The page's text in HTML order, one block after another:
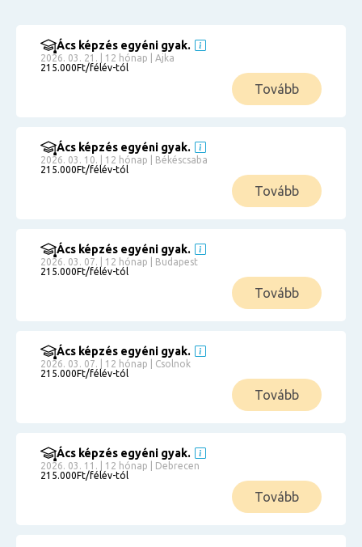
Ács képzés egyéni gyak.
2026. 03. 21. | 12 hónap | Ajka
215.000Ft/félév-tól
Tovább
Ács képzés egyéni gyak.
2026. 03. 10. | 12 hónap | Békéscsaba
215.000Ft/félév-tól
Tovább
Ács képzés egyéni gyak.
2026. 03. 07. | 12 hónap | Budapest
215.000Ft/félév-tól
Tovább
Ács képzés egyéni gyak.
2026. 03. 07. | 12 hónap | Csolnok
215.000Ft/félév-tól
Tovább
Ács képzés egyéni gyak.
2026. 03. 11. | 12 hónap | Debrecen
215.000Ft/félév-tól
Tovább